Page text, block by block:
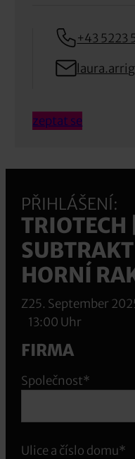
+43 5223
zeptat se
PŘIHLÁŠENÍ:
HORNÍ
Z25. September
13:00 Uhr
FIRMA
Společnost*
Ulice a číslo domu*